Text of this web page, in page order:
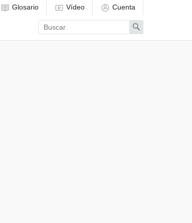
Glosario Vídeo Cuenta
Enter
search
term
Search